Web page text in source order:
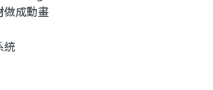
做成動畫
統